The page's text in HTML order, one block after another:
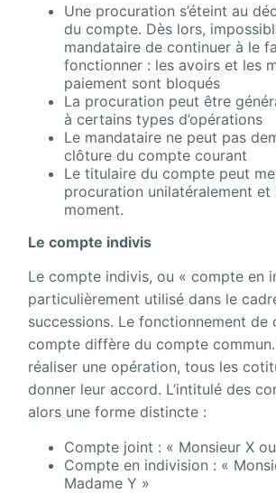
Une procuration s’éteint au
du compte. Dès lors,
mandataire de continuer à le
fonctionner : les avoirs et les
paiement sont bloqués
La procuration peut être
à certains types d’opérations
Le mandataire ne peut pas
clôture du compte courant
Le titulaire du compte peut
procuration unilatéralement et
moment.
Le compte indivis
Le compte indivis, ou « compte en
particulièrement utilisé dans le
successions. Le fonctionnement de
compte diffère du compte
réaliser une opération, tous les
donner leur accord. L’intitulé des
alors une forme distincte :
Compte joint : « Monsieur X
Compte en indivision : «
Madame Y »